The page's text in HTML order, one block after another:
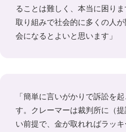
ることは難しく、本当に困り
取り組みで社会的に多くの人
会になるとよいと思います」
「簡単に言いがかりで訴訟を
す。クレーマーは裁判所に（
い前提で、金が取れればラッ